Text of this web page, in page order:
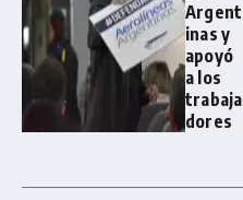
Argent
inas y
apoyó
a los
trabaja
dores